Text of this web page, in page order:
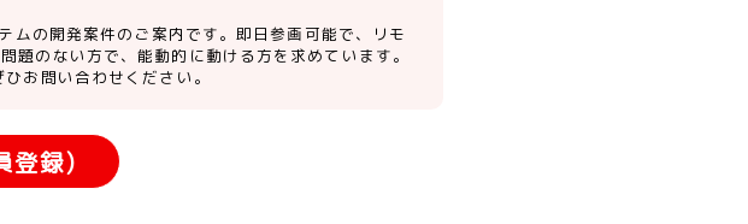
ムの開発案件のご案内です。即日参画可能で、リモ
題のない方で、能動的に動ける方を求めています。
お問い合わせください。
登録)